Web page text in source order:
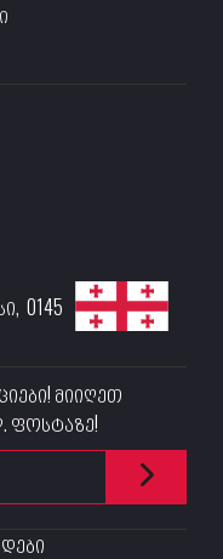
, 0145
მიიღეთ
ფოსტაზე!